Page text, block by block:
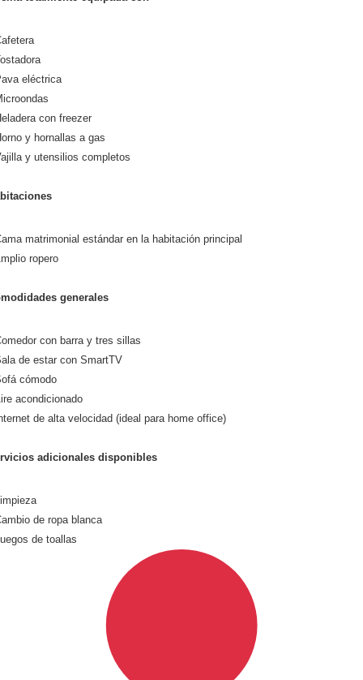
eléctrica
con freezer
y hornallas a gas
y utensilios completos
matrimonial estándar en la habitación principal
ropero
generales
con barra y tres sillas
de estar con SmartTV
cómodo
acondicionado
de alta velocidad (ideal para home office)
adicionales disponibles
de ropa blanca
de toallas